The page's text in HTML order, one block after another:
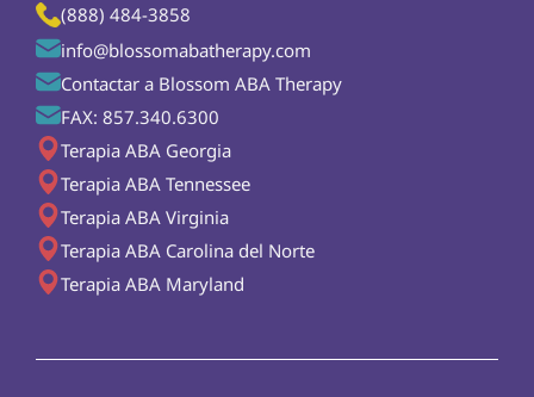
(888) 484-3858
info@blossomabatherapy.com
Contactar a Blossom ABA Therapy
FAX: 857.340.6300
Terapia ABA Georgia
Terapia ABA Tennessee
Terapia ABA Virginia
Terapia ABA Carolina del Norte
Terapia ABA Maryland